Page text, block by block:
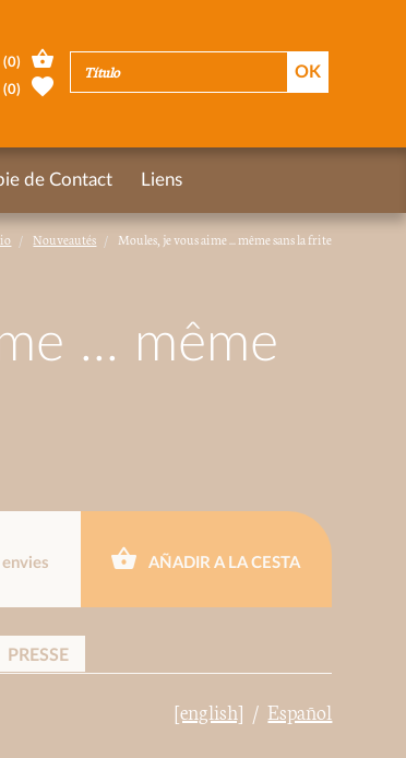
Nouveautés Moules, je vous aime ... même sans la frite
... même
AÑADIR A LA CESTA
PRESSE
[english] Español
(0)
(0)
de Contact Liens